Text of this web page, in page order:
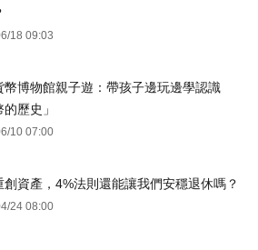
18 09:03
幣博物館親子遊：帶孩子邊玩邊學認識
的歷史」
10 07:00
創資產，4%法則還能讓我們安穩退休嗎？
24 08:00